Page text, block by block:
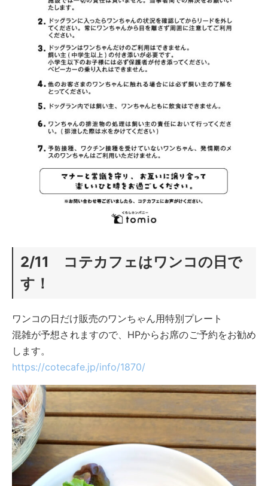
2/11 コテカフェはワンコの日で
す！
ワンコの日だけ販売のワンちゃん用特別プレート
混雑が予想されますので、HPからお席のご予約をお勧め
します。
https://cotecafe.jp/info/1870/